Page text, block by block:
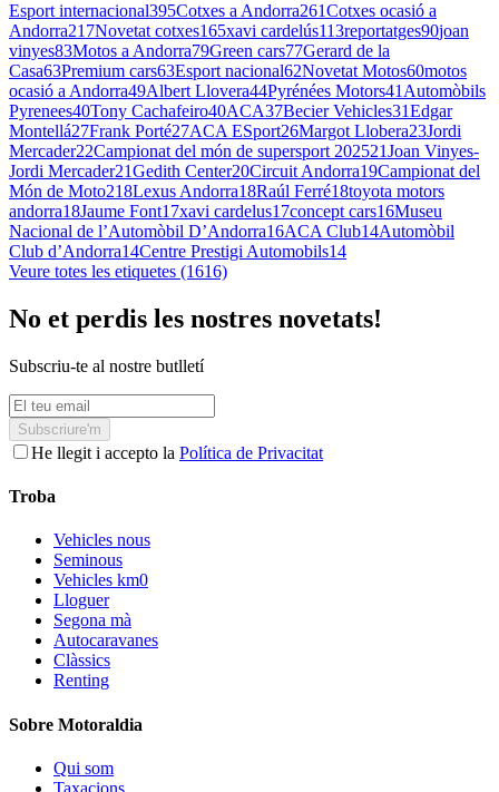
Esport internacional395Cotxes a Andorra261Cotxes ocasió a
Andorra217Novetat cotxes165xavi cardelús113reportatges90joan
vinyes83Motos a Andorra79Green cars77Gerard de la
Casa63Premium cars63Esport nacional62Novetat Motos60motos
ocasió a Andorra49Albert Llovera44Pyrénées Motors41 Automòbils
Pyrenees40Tony Cachafeiro40ACA37Becier Vehicles31Edgar
Montellá27Frank Porté27ACA ESport26Margot Llobera23Jordi
Mercader22Campionat del món de supersport 202521Joan Vinyes-
Jordi Mercader21Gedith Center20Circuit Andorra19Campionat del
Món de Moto218Lexus Andorra18Raúl Ferré18toyota motors
andorra18Jaume Font17xavi cardelus17concept cars16Museu
Nacional de l’Automòbil D’Andorra16ACA Club14Automòbil
Club d’Andorra14Centre Prestigi Automobils14
Veure totes les etiquetes (1616)
No et perdis les nostres novetats!
Subscriu-te al nostre butlletí
Subscriure'm
He llegit i accepto la Política de Privacitat
Troba
Vehicles nous
Seminous
Vehicles km0
Lloguer
Segona mà
Autocaravanes
Clàssics
Renting
Sobre Motoraldia
Qui som
Taxacions